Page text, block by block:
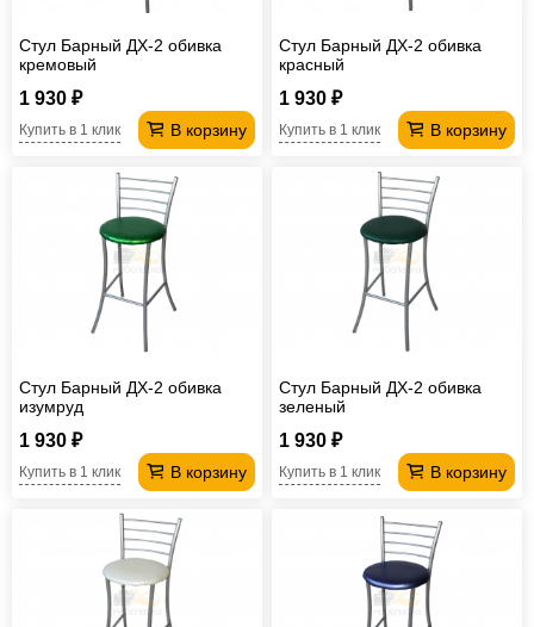
Стул Барный ДХ-2 обивка
кремовый
1 930 ₽
В корзину
Купить в 1 клик
Стул Барный ДХ-2 обивка
красный
1 930 ₽
В корзину
Купить в 1 клик
Стул Барный ДХ-2 обивка
изумруд
1 930 ₽
В корзину
Купить в 1 клик
Стул Барный ДХ-2 обивка
зеленый
1 930 ₽
В корзину
Купить в 1 клик